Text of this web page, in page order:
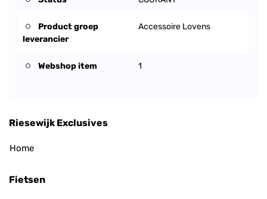
Product groep
leverancier
Accessoire Lovens
Webshop item 1
Riesewijk Exclusives
Home
Fietsen